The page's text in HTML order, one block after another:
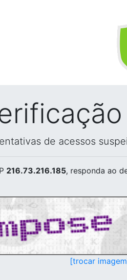
de acessos
216.73.216.185, responda ao
[trocar